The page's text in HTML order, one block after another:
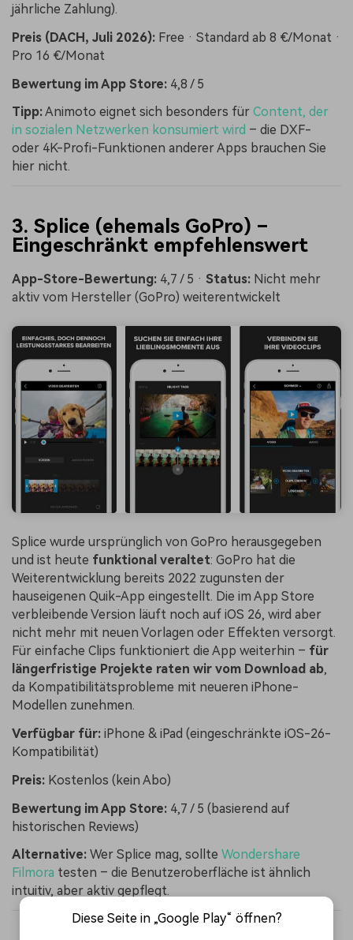
jährliche Zahlung).
Preis (DACH, Juli 2026): Free · Standard ab 8 €/Monat ·
Pro 16 €/Monat
Bewertung im App Store: 4,8 / 5
Tipp:Animoto eignet sich besonders für Content, der
in sozialen Netzwerken konsumiert wird – die DXF-
oder 4K-Profi-Funktionen anderer Apps brauchen Sie
hier nicht.
3. Splice (ehemals GoPro) –
Eingeschränkt empfehlenswert
App-Store-Bewertung: 4,7 / 5 · Status: Nicht mehr
aktiv vom Hersteller (GoPro) weiterentwickelt
Splice wurde ursprünglich von GoPro herausgegeben
und ist heute funktional veraltet: GoPro hat die
Weiterentwicklung bereits 2022 zugunsten der
hauseigenen Quik-App eingestellt. Die im App Store
verbleibende Version läuft noch auf iOS 26, wird aber
nicht mehr mit neuen Vorlagen oder Effekten versorgt.
Für einfache Clips funktioniert die App weiterhin – für
längerfristige Projekte raten wir vom Download ab,
da Kompatibilitätsprobleme mit neueren iPhone-
Modellen zunehmen.
Verfügbar für: iPhone & iPad (eingeschränkte iOS-26-
Kompatibilität)
Preis: Kostenlos (kein Abo)
Bewertung im App Store: 4,7 / 5 (basierend auf
historischen Reviews)
Alternative: Wer Splice mag, sollte Wondershare
Filmora testen – die Benutzeroberfläche ist ähnlich
intuitiv, aber aktiv gepflegt.
Diese Seite in „Google Play“ öffnen?